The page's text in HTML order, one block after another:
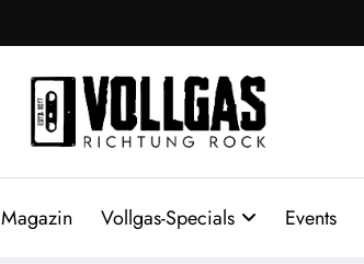
Magazin Vollgas-Specials Events